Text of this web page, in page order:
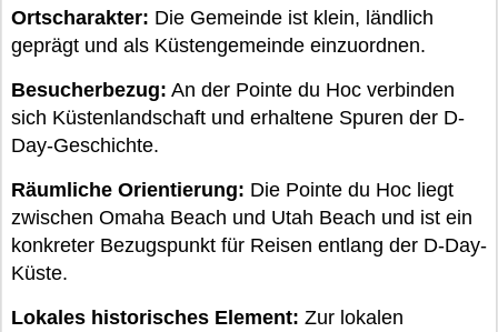
Ortscharakter: Die Gemeinde ist klein, ländlich
geprägt und als Küstengemeinde einzuordnen.
Besucherbezug: An der Pointe du Hoc verbinden
sich Küstenlandschaft und erhaltene Spuren der D-
Day-Geschichte.
Räumliche Orientierung: Die Pointe du Hoc liegt
zwischen Omaha Beach und Utah Beach und ist ein
konkreter Bezugspunkt für Reisen entlang der D-Day-
Küste.
Lokales historisches Element: Zur lokalen